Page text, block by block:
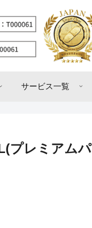
サービス一覧
プレミアムパ